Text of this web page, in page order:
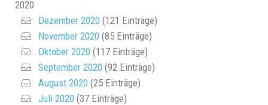
2020
Dezember 2020 (121 Einträge)
November 2020 (85 Einträge)
Oktober 2020 (117 Einträge)
September 2020 (92 Einträge)
August 2020 (25 Einträge)
Juli 2020 (37 Einträge)